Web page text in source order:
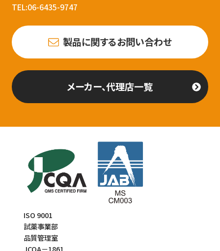
TEL:06-6435-9747
製品に関するお問い合わせ
メーカー、代理店一覧
ISO 9001
試薬事業部
品質管理室
JCQA－1861